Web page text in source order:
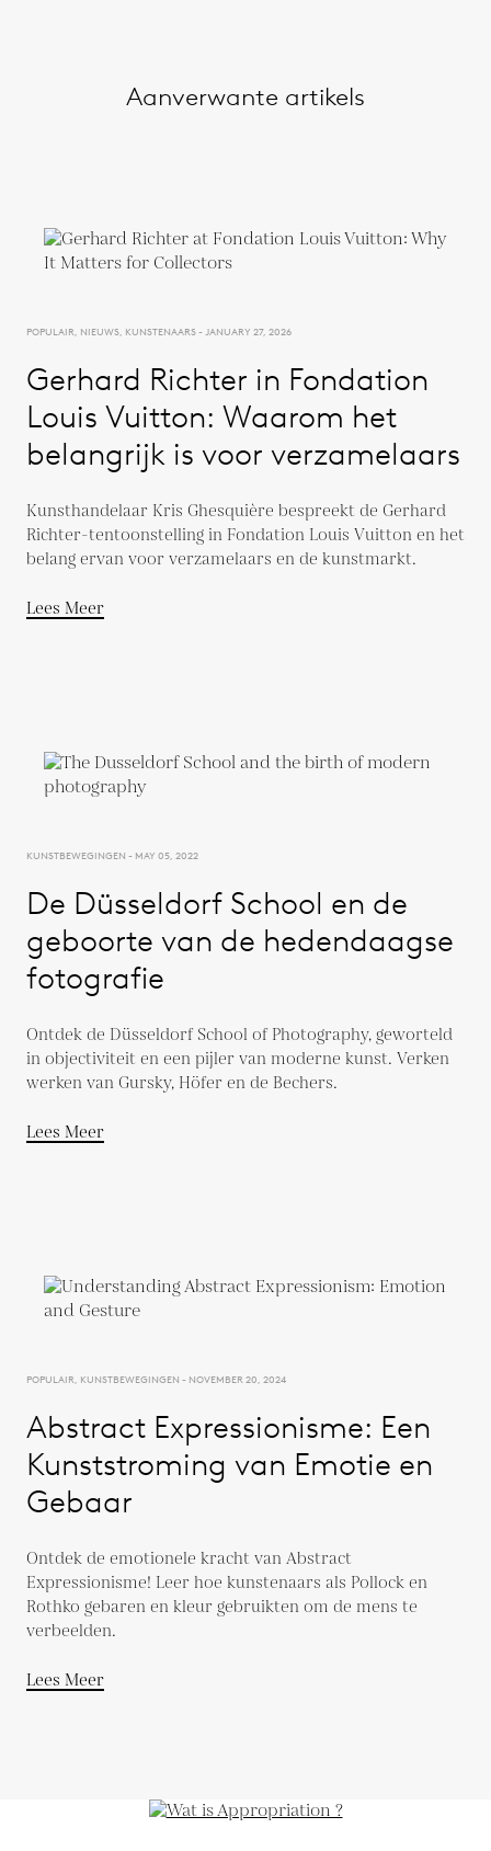
Aanverwante artikels
POPULAIR, NIEUWS, KUNSTENAARS - JANUARY 27, 2026
Gerhard Richter in Fondation
Louis Vuitton: Waarom het
belangrijk is voor verzamelaars
Kunsthandelaar Kris Ghesquière bespreekt de Gerhard
Richter-tentoonstelling in Fondation Louis Vuitton en het
belang ervan voor verzamelaars en de kunstmarkt.
Lees Meer
KUNSTBEWEGINGEN - MAY 05, 2022
De Düsseldorf School en de
geboorte van de hedendaagse
fotografie
Ontdek de Düsseldorf School of Photography, geworteld
in objectiviteit en een pijler van moderne kunst. Verken
werken van Gursky, Höfer en de Bechers.
Lees Meer
POPULAIR, KUNSTBEWEGINGEN - NOVEMBER 20, 2024
Abstract Expressionisme: Een
Kunststroming van Emotie en
Gebaar
Ontdek de emotionele kracht van Abstract
Expressionisme! Leer hoe kunstenaars als Pollock en
Rothko gebaren en kleur gebruikten om de mens te
verbeelden.
Lees Meer